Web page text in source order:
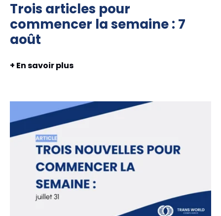
Trois articles pour
commencer la semaine : 7
août
+ En savoir plus